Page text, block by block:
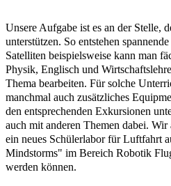
Unsere Aufgabe ist es an der Stelle,
unterstützen. So entstehen
Satelliten beispielsweise kann man
Physik, Englisch und
Thema bearbeiten. Für solche
manchmal auch zusätzliches
den entsprechenden Exkursionen
auch mit anderen Themen dabei. Wir
ein neues Schülerlabor für Luftfahrt
Mindstorms" im Bereich Robotik
werden können.